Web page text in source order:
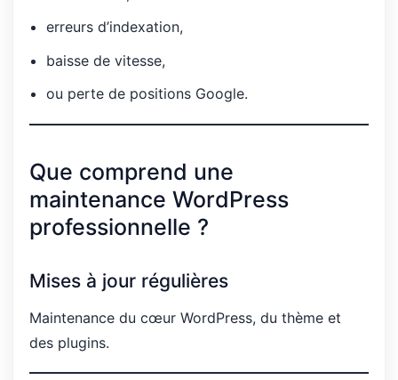
erreurs d’indexation,
baisse de vitesse,
ou perte de positions Google.
Que comprend une
maintenance WordPress
professionnelle ?
Mises à jour régulières
Maintenance du cœur WordPress, du thème et
des plugins.